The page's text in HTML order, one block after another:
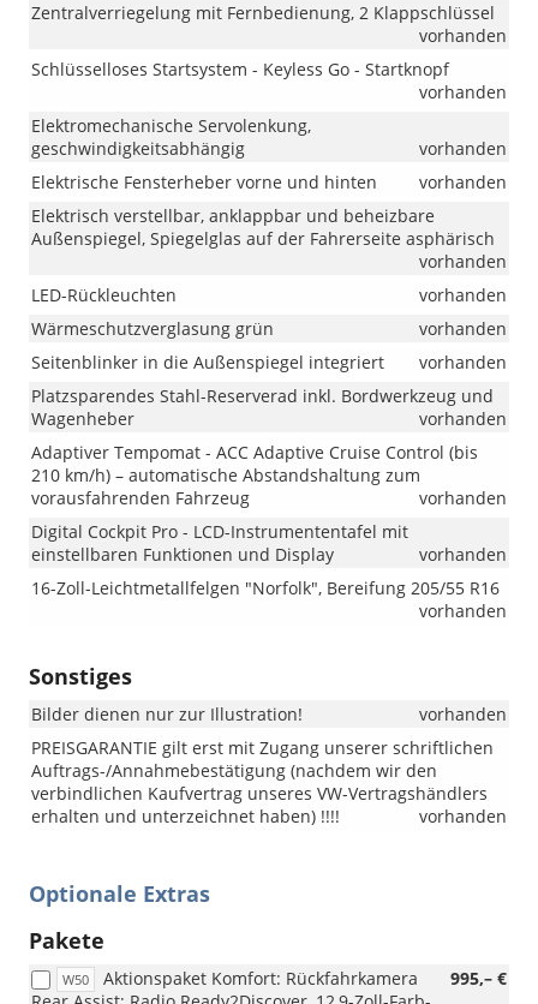
Zentralverriegelung mit Fernbedienung, 2 Klappschlüssel
vorhanden
Schlüsselloses Startsystem - Keyless Go - Startknopf
vorhanden
Elektromechanische Servolenkung,
geschwindigkeitsabhängig
vorhanden
Elektrische Fensterheber vorne und hinten
vorhanden
Elektrisch verstellbar, anklappbar und beheizbare
Außenspiegel, Spiegelglas auf der Fahrerseite asphärisch
vorhanden
LED-Rückleuchten
vorhanden
Wärmeschutzverglasung grün
vorhanden
Seitenblinker in die Außenspiegel integriert
vorhanden
Platzsparendes Stahl-Reserverad inkl. Bordwerkzeug und
Wagenheber
vorhanden
Adaptiver Tempomat - ACC Adaptive Cruise Control (bis
210 km/h) – automatische Abstandshaltung zum
vorausfahrenden Fahrzeug
vorhanden
Digital Cockpit Pro - LCD-Instrumententafel mit
einstellbaren Funktionen und Display
vorhanden
16-Zoll-Leichtmetallfelgen "Norfolk", Bereifung 205/55 R16
vorhanden
Sonstiges
Bilder dienen nur zur Illustration!
vorhanden
PREISGARANTIE gilt erst mit Zugang unserer schriftlichen
Auftrags-/Annahmebestätigung (nachdem wir den
verbindlichen Kaufvertrag unseres VW-Vertragshändlers
erhalten und unterzeichnet haben) !!!!
vorhanden
Optionale Extras
Pakete
W50 995,– €
Aktionspaket Komfort: Rückfahrkamera